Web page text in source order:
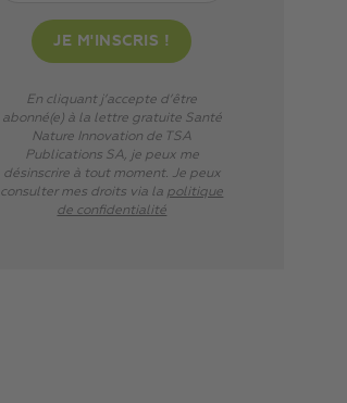
En cliquant j’accepte d’être
abonné(e) à la lettre gratuite Santé
Nature Innovation de TSA
Publications SA, je peux me
désinscrire à tout moment. Je peux
consulter mes droits via la politique
de confidentialité